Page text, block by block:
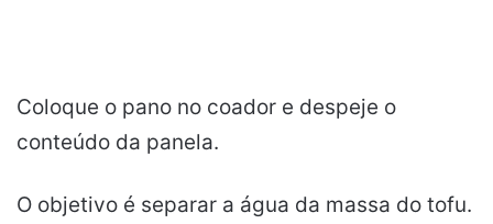
Coloque o pano no coador e despeje o
conteúdo da panela.
O objetivo é separar a água da massa do tofu.